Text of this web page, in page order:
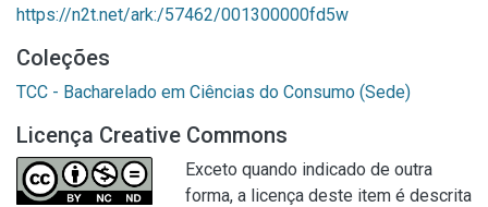
https://n2t.net/ark:/57462/001300000fd5w
Coleções
TCC - Bacharelado em Ciências do Consumo (Sede)
Licença Creative Commons
Exceto quando indicado de outra
forma, a licença deste item é descrita